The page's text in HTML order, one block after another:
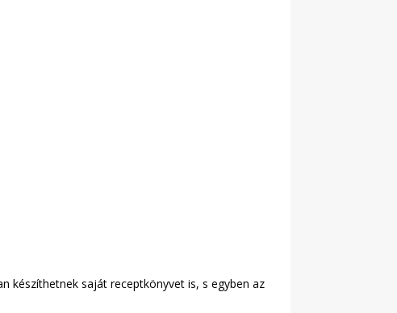
készíthetnek saját receptkönyvet is, s egyben az